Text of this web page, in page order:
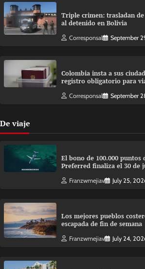
Triple crimen: trasladan
al detenido en Bolivia
Corresponsal September
Colombia insta a sus
registro obligatorio para
Corresponsal September
De viaje
El bono de 100.000 puntos
Preferred finaliza el 30 de
Franzwmejiav July 25,
Los mejores pueblos
escapada de fin de semana
Franzwmejiav July 24,